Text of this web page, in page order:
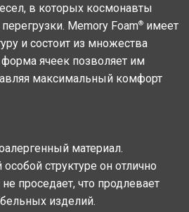
в которых космонавты
Memory Foam® имеет
и состоит из множества
ячеек позволяет им
максимальный комфорт
материал.
структуре он отлично
проседает, что продлевает
изделий.